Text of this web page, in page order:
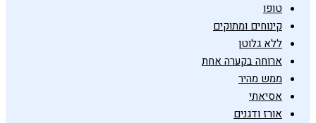
טופו
קינוחים ומתוקים
ללא גלוטן
ארוחה בקערה אחת
ממש מהיר
אסיאתי
אורז ודגנים